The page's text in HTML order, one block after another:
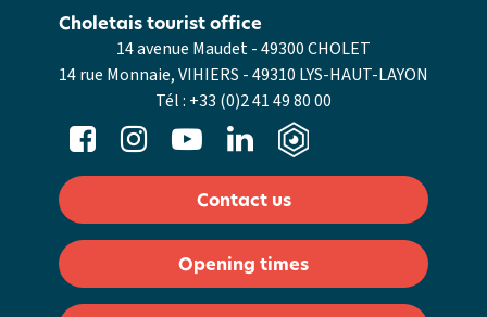
14 avenue Maudet - 49300 CHOLET
14 rue Monnaie, VIHIERS - 49310 LYS-HAUT-LAYON
Tél : +33 (0)2 41 49 80 00
Choletais tourist office
Contact us
Opening times